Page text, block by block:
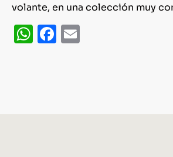
volante, en una colección muy
WhatsApp
Facebook